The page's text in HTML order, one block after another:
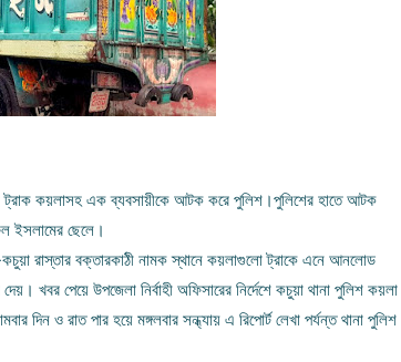
ট্রাক কয়লাসহ এক ব্যবসায়ীকে আটক করে পুলিশ।পুলিশের হাতে আটক
ইসলামের ছেলে।
রাস্তার বক্তারকাঠী নামক স্থানে কয়লাগুলো ট্রাকে এনে আনলোড
খবর পেয়ে উপজেলা নির্বাহী অফিসারের নির্দেশে কচুয়া থানা পুলিশ কয়লা
ও রাত পার হয়ে মঙ্গলবার সন্ধ্যায় এ রিপোর্ট লেখা পর্যন্ত থানা পুলিশ